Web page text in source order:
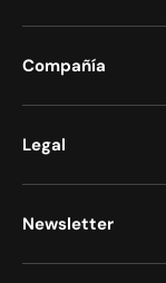
Compañía
Legal
Newsletter